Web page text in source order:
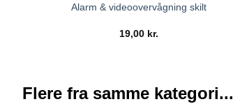
Alarm & videoovervågning skilt
19,00 kr.
Flere fra samme kategori...